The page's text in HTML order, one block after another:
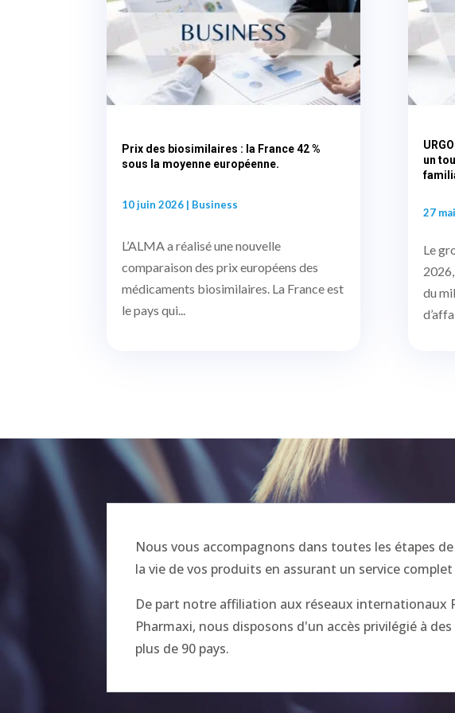
Prix des biosimilaires : la France 42 %
sous la moyenne européenne.
10 juin 2026 | Business
L’ALMA a réalisé une nouvelle
comparaison des prix européens des
médicaments biosimilaires. La France est
le pays qui...
un
27
Le
du
Nous vous accompagnons dans toutes les étapes
la vie de vos produits en assurant un service
De part notre affiliation aux réseaux internationaux
Pharmaxi, nous disposons d'un accès privilégié à
plus de 90 pays.